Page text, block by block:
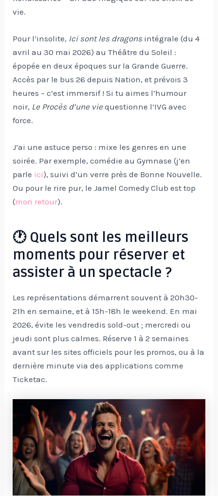
vie.
Pour l’insolite, Ici sont les dragons intégrale (du 4
avril au 30 mai 2026) au Théâtre du Soleil :
épopée en deux époques sur la Grande Guerre.
Accès par le bus 26 depuis Nation, et prévois 3
heures – c’est immersif ! Si tu aimes l’humour
noir, Le Procès d’une vie questionne l’IVG avec
force.
J’ai une astuce perso : mixe les genres en une
soirée. Par exemple, comédie au Gymnase (j’en
parle ici), suivi d’un verre près de Bonne Nouvelle.
Ou pour le rire pur, le Jamel Comedy Club est top
(mon retour).
🕐 Quels sont les meilleurs
moments pour réserver et
assister à un spectacle ?
Les représentations démarrent souvent à 20h30-
21h en semaine, et à 15h-18h le weekend. En mai
2026, évite les vendredis sold-out ; mercredi ou
jeudi sont plus calmes. Réserve 1 à 2 semaines
avant sur les sites officiels pour les promos, ou à la
dernière minute via des applications comme
Ticketac.